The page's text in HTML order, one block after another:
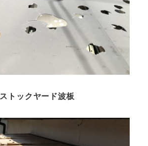
ストックヤード波板